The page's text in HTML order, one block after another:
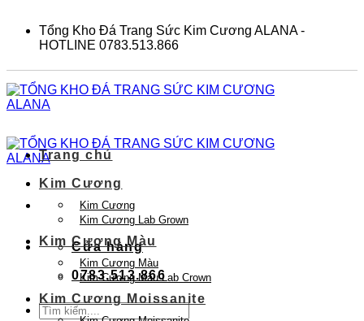
content
Tổng Kho Đá Trang Sức Kim Cương ALANA -
HOTLINE 0783.513.866
Cửa hàng
0783.513.866
Tìm
Trang chủ
Kim Cương
Kim Cương
Kim Cương Lab Grown
Kim Cương Màu
Kim Cương Màu
Kim Cương Màu Lab Crown
Kim Cương Moissanite